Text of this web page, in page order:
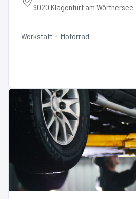
9020 Klagenfurt am Wörthersee
Werkstatt Motorrad